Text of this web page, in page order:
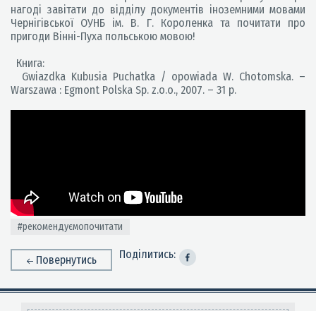
нагоді завітати до відділу документів іноземними мовами
Чернігівської ОУНБ ім. В. Г. Короленка та почитати про
пригоди Вінні-Пуха польською мовою!
Книга:
Gwiazdka Kubusia Puchatka / opowiada W. Chotomska. –
Warszawa : Egmont Polska Sp. z.o.o., 2007. – 31 p.
#рекомендуємопочитати
Повернутись Поділитись: